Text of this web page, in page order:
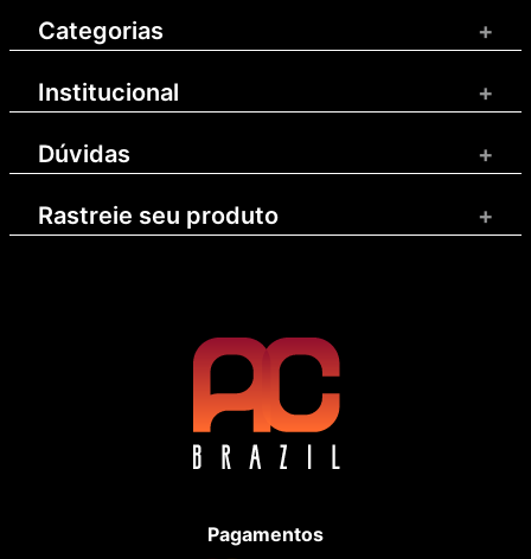
Categorias +
Institucional +
Dúvidas +
Rastreie seu produto +
Pagamentos